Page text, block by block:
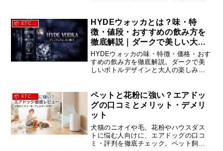
📦 ETC...
HYDEウォッカとは？味・特
徴・値段・おすすめの飲み方を
徹底解説｜ダークで美しい大人
の一本※個人的なイメージで
す。
HYDEウォッカの味・特徴・価格・おす
すめの飲み方を徹底解説。ダークで美
しいボトルデザインと大人の楽しみ方
📦 ETC...
ペットと花粉に強い？エアドッ
グの口コミとメリット・デメリ
ット
犬猫のニオイや毛、花粉やハウスダス
トに悩む人向けに、エアドッグの口コ
ミ・評判を徹底チェック。ペット飼